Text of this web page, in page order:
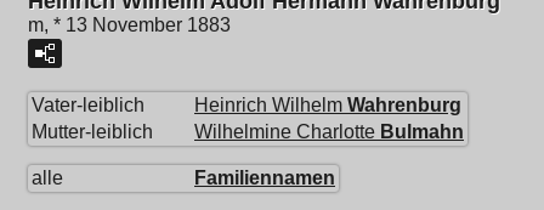
m, * 13 November 1883
Vater-leiblich Heinrich Wilhelm Wahrenburg
Mutter-leiblich
Wilhelmine Charlotte Bulmahn
alle Familiennamen